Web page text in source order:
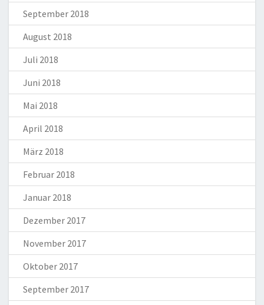
September 2018
August 2018
Juli 2018
Juni 2018
Mai 2018
April 2018
März 2018
Februar 2018
Januar 2018
Dezember 2017
November 2017
Oktober 2017
September 2017